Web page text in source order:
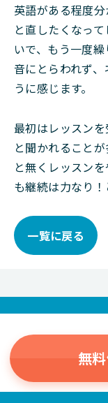
英語がある程度
と直したくなっ
いで、もう一度
音にとらわれず
うに感じます。
最初はレッスン
と聞かれること
と無くレッスン
も継続は力なり！
一覧に戻る
無